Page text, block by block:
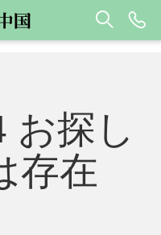
お探し
存在